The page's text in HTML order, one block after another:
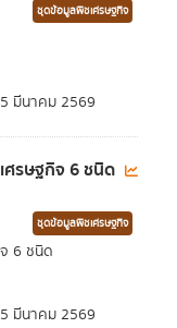
ชุดข้อมูลพืชเศรษฐกิจ
มีนาคม 2569
ศรษฐกิจ 6 ชนิด
ชุดข้อมูลพืชเศรษฐกิจ
6 ชนิด
มีนาคม 2569